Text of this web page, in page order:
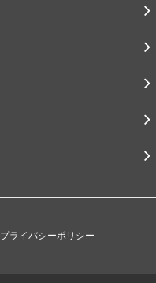
プライバシーポリシー